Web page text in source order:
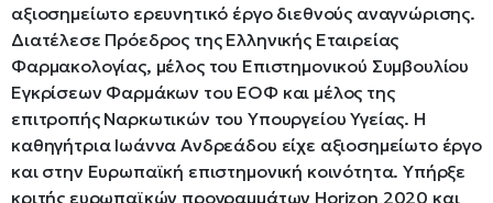
αξιοσημείωτο ερευνητικό έργο διεθνούς αναγνώρισης.
Διατέλεσε Πρόεδρος της Ελληνικής Εταιρείας
Φαρμακολογίας, μέλος του Επιστημονικού Συμβουλίου
Εγκρίσεων Φαρμάκων του ΕΟΦ και μέλος της
επιτροπής Ναρκωτικών του Υπουργείου Υγείας. Η
καθηγήτρια Ιωάννα Ανδρεάδου είχε αξιοσημείωτο έργο
και στην Ευρωπαϊκή επιστημονική κοινότητα. Υπήρξε
κριτής ευρωπαϊκών προγραμμάτων Horizon 2020 και